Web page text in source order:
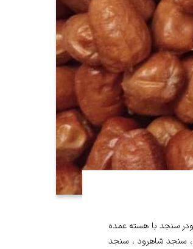
سنجد با هسته عمده
سنجد شاهرود ، سنجد